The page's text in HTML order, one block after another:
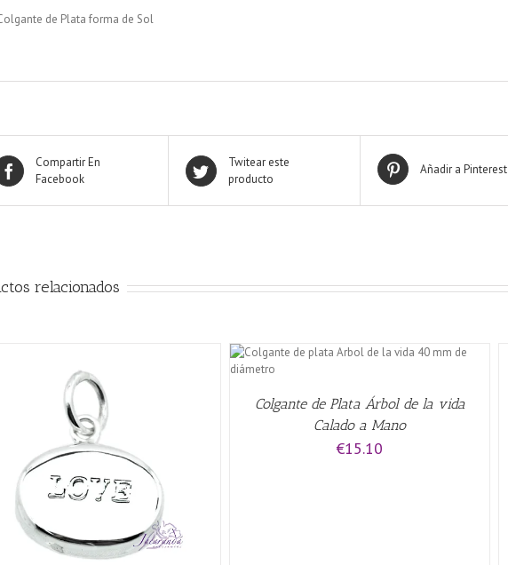
de Plata forma de Sol
Compartir En
Facebook
Twitear este
producto
Añadir a Pinterest
relacionados
Colgante de Plata Árbol de la vida
Calado a Mano
€15.10